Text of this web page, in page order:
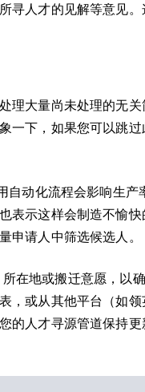
寻人才的见解等意见
理大量尚未处理的无
一下，如果您可以跳
自动化流程会影响生产
表示这样会制造不愉
申请人中筛选候选人。
在地或搬迁意愿，以
，或从其他平台（如
的人才寻源管道保持